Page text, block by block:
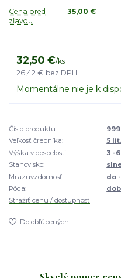
Cena pred
zľavou
35,00 €
32,50 €/ks
26,42 € bez DPH
Momentálne nie je k
Číslo produktu:
Veľkosť črepníka:
5 lit.
Výška v dospelosti:
3 -
Stanovisko:
Mrazuvzdornosť:
do -
Pôda:
Strážiť cenu / dostupnosť
Do obľúbených